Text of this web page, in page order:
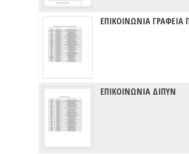
ΕΠΙΚΟΙΝΩΝΙΑ ΓΡΑΦΕΙΑ
ΕΠΙΚΟΙΝΩΝΙΑ ΔΙΠΥΝ